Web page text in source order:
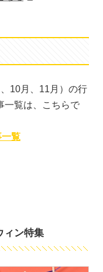
10月、11月）の行
一覧は、こちらで
覧
ィン特集